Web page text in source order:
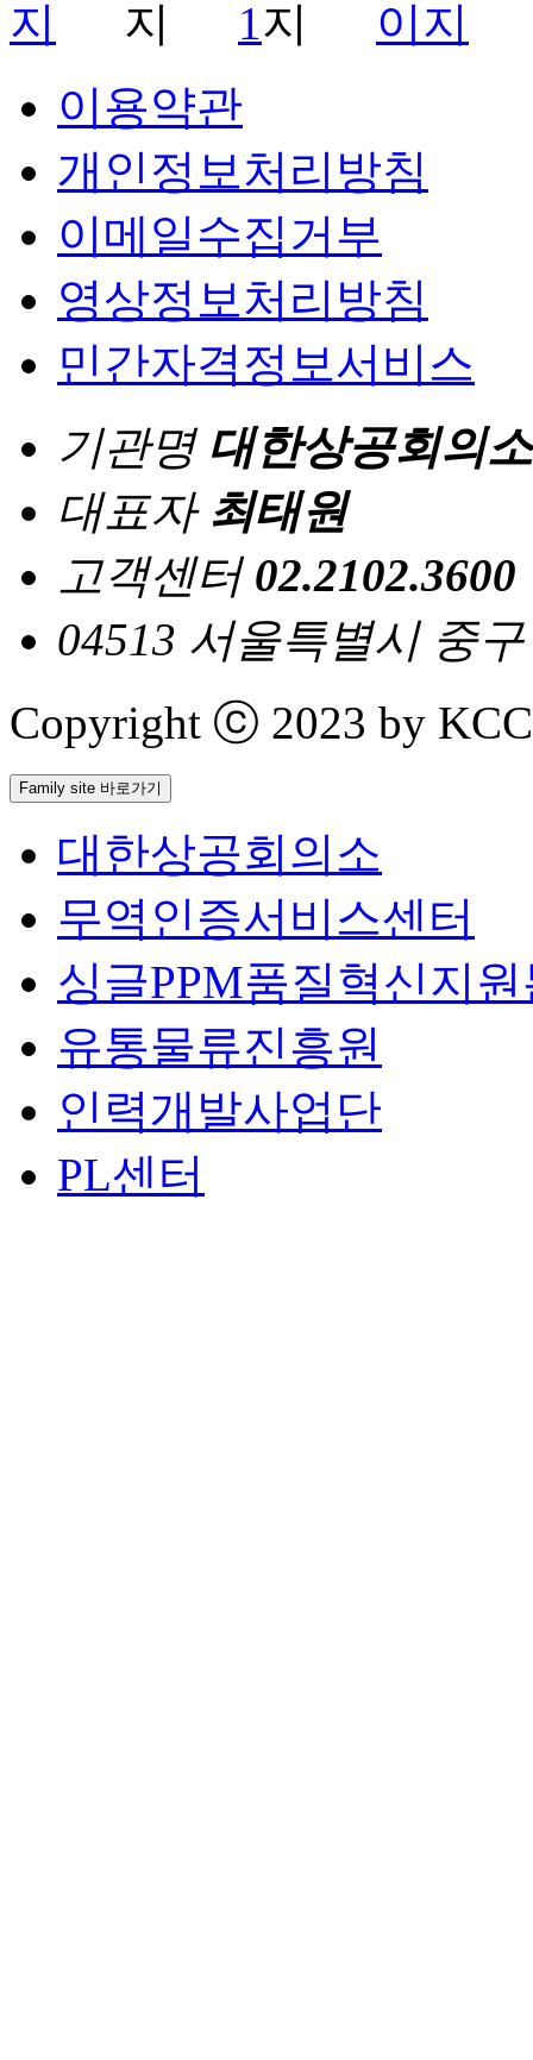
1
이용약관
개인정보처리방침
이메일수집거부
영상정보처리방침
민간자격정보서비스
기관명 대한상공회의소
대표자 최태원
고객센터 02.2102.3600
04513 서울특별시 중
Copyright ⓒ 2023 by
Family site 바로가기
대한상공회의소
무역인증서비스센터
싱글PPM품질혁신지
유통물류진흥원
인력개발사업단
PL센터